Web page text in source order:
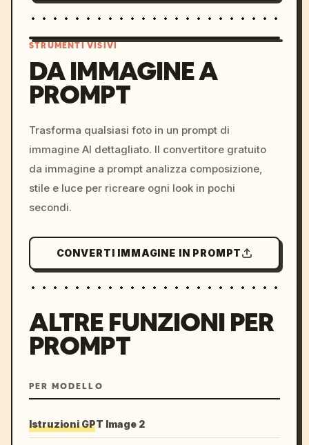
colors, 8k --v 6.0
STRUMENTI VISIVI
DA IMMAGINE A
PROMPT
Trasforma qualsiasi foto in un prompt di
immagine AI dettagliato. Il convertitore gratuito
da immagine a prompt analizza composizione,
stile e luce per ricreare ogni look in pochi
secondi.
CONVERTI IMMAGINE IN PROMPT
ALTRE FUNZIONI PER
PROMPT
PER MODELLO
Istruzioni GPT Image 2